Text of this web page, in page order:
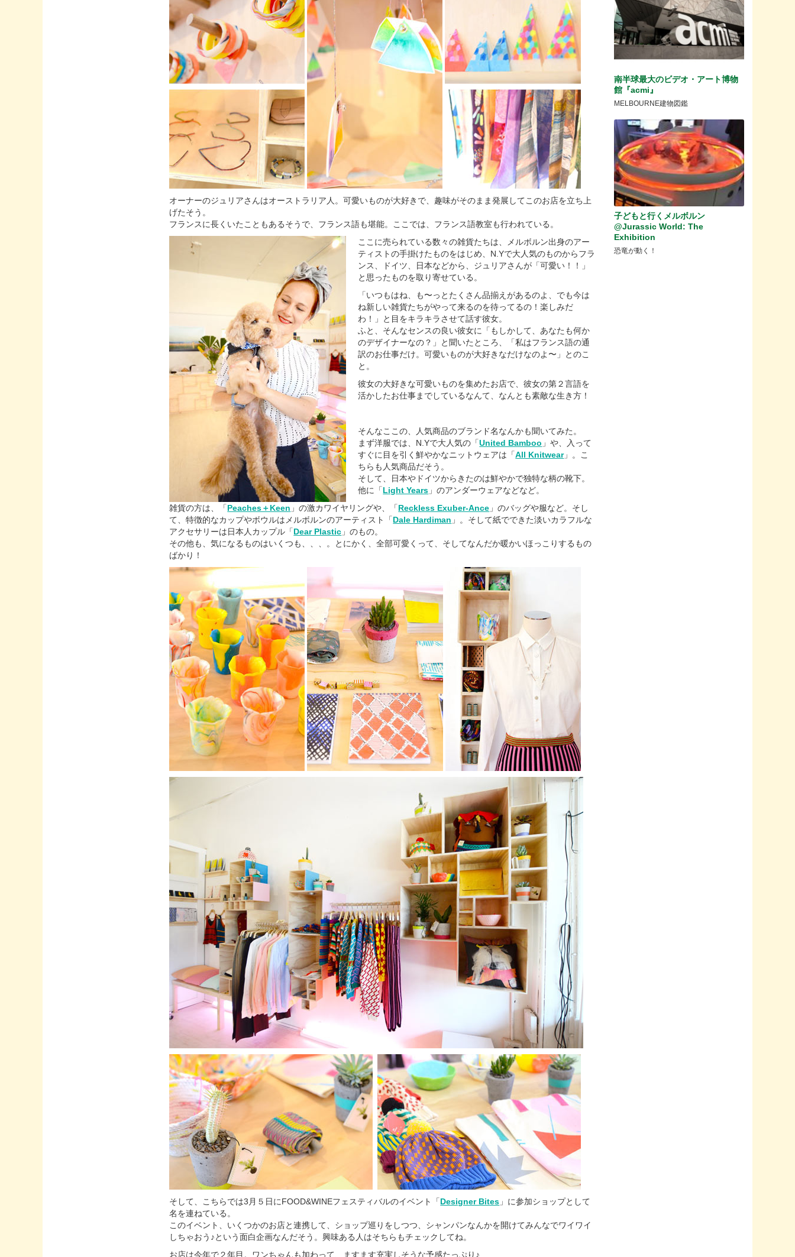
オーナーのジュリアさんはオーストラリア人。可愛いものが大好きで、趣味がそのまま発展してこのお店を立ち上
げたそう。
フランスに長くいたこともあるそうで、フランス語も堪能。ここでは、フランス語教室も行われている。
ここに売られている数々の雑貨たちは、メルボルン出身のアー
ティストの手掛けたものをはじめ、N.Yで大人気のものからフラ
ンス、ドイツ、日本などから、ジュリアさんが「可愛い！！」
と思ったものを取り寄せている。
「いつもはね、も〜っとたくさん品揃えがあるのよ、でも今は
ね新しい雑貨たちがやって来るのを待ってるの！楽しみだ
わ！」と目をキラキラさせて話す彼女。
ふと、そんなセンスの良い彼女に「もしかして、あなたも何か
のデザイナーなの？」と聞いたところ、「私はフランス語の通
訳のお仕事だけ。可愛いものが大好きなだけなのよ〜」とのこ
と。
彼女の大好きな可愛いものを集めたお店で、彼女の第２言語を
活かしたお仕事までしているなんて、なんとも素敵な生き方！
そんなここの、人気商品のブランド名なんかも聞いてみた。
まず洋服では、N.Yで大人気の「United Bamboo 」や、入って
すぐに目を引く鮮やかなニットウェアは「All Knitwear」。こ
ちらも人気商品だそう。
そして、日本やドイツからきたのは鮮やかで独特な柄の靴下。
他に「Light Years 」のアンダーウェアなどなど。
雑貨の方は、「Peaches＋Keen 」の激カワイヤリングや、「Reckless Exuber-Ance 」のバッグや服など。そし
て、特徴的なカップやボウルはメルボルンのアーティスト「Dale Hardiman 」。そして紙でできた淡いカラフルな
アクセサリーは日本人カップル「Dear Plastic 」のもの。
その他も、気になるものはいくつも、、、。とにかく、全部可愛くって、そしてなんだか暖かいほっこりするもの
ばかり！
そして、こちらでは3月５日にFOOD&WINEフェスティバルのイベント「Designer Bites 」に参加ショップとして
名を連ねている。
このイベント、いくつかのお店と連携して、ショップ巡りをしつつ、シャンパンなんかを開けてみんなでワイワイ
しちゃおう♪という面白企画なんだそう。興味ある人はそちらもチェックしてね。
お店は今年で２年目。ワンちゃんも加わって、ますます充実しそうな予感たっぷり♪
南半球最大のビデオ・アート博物
館『acmi』
MELBOURNE建物図鑑
子どもと行くメルボルン
@Jurassic World: The
Exhibition
恐竜が動く！